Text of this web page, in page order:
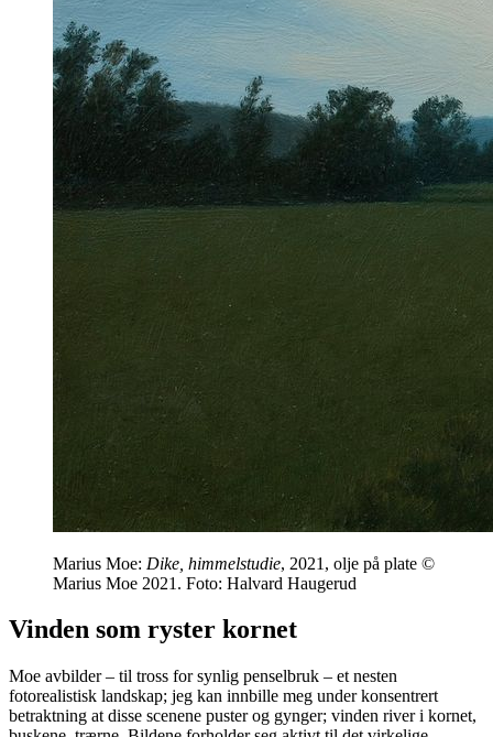
Marius Moe: Dike, himmelstudie, 2021, olje på plate ©
Marius Moe 2021. Foto: Halvard Haugerud
Vinden som ryster kornet
Moe avbilder – til tross for synlig penselbruk – et nesten
fotorealistisk landskap; jeg kan innbille meg under konsentrert
betraktning at disse scenene puster og gynger; vinden river i kornet,